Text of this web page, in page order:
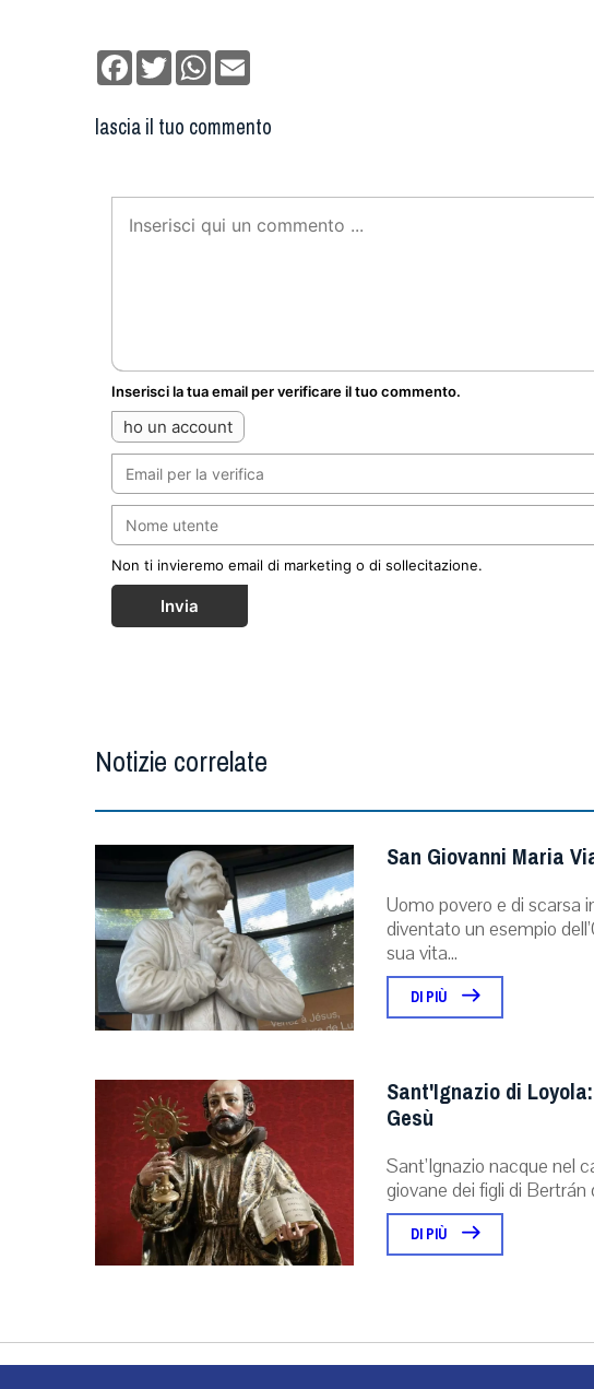
Facebook
TwitterWhatsApp
lascia il tuo commento
Inserisci la tua email per verificare il tuo commento.
ho un account
Non ti invieremo email di marketing o di sollecitazione.
Invia
Notizie correlate
San Giovanni Maria
Uomo povero e di scarsa
diventato un esempio
sua vita...
DI PIÙ
Sant'Ignazio di
Gesù
Sant’Ignazio nacque nel
giovane dei figli di
DI PIÙ